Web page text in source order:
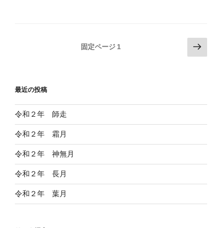
ペ
ジ
送
り
固定ページ 1
次
の
最近の投稿
令和２年 師走
令和２年 霜月
令和２年 神無月
令和２年 長月
令和２年 葉月